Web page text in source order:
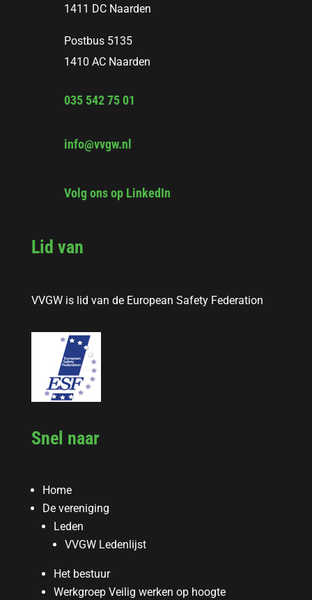
1411 DC Naarden
Postbus 5135
1410 AC Naarden
035 542 75 01
info@vvgw.nl
Volg ons op LinkedIn
Lid van
VVGW is lid van de European Safety Federation
Snel naar
Home
De vereniging
Leden
VVGW Ledenlijst
Het bestuur
Werkgroep Veilig werken op hoogte